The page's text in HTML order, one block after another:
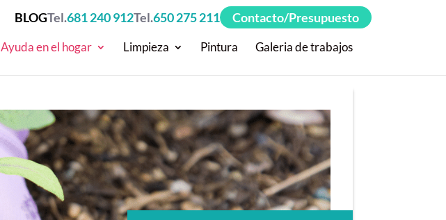
BLOGTel.681 240 912Tel.650 275 211 Contacto/Presupuesto
Ayuda en el hogar Limpieza Pintura Galeria de trabajos